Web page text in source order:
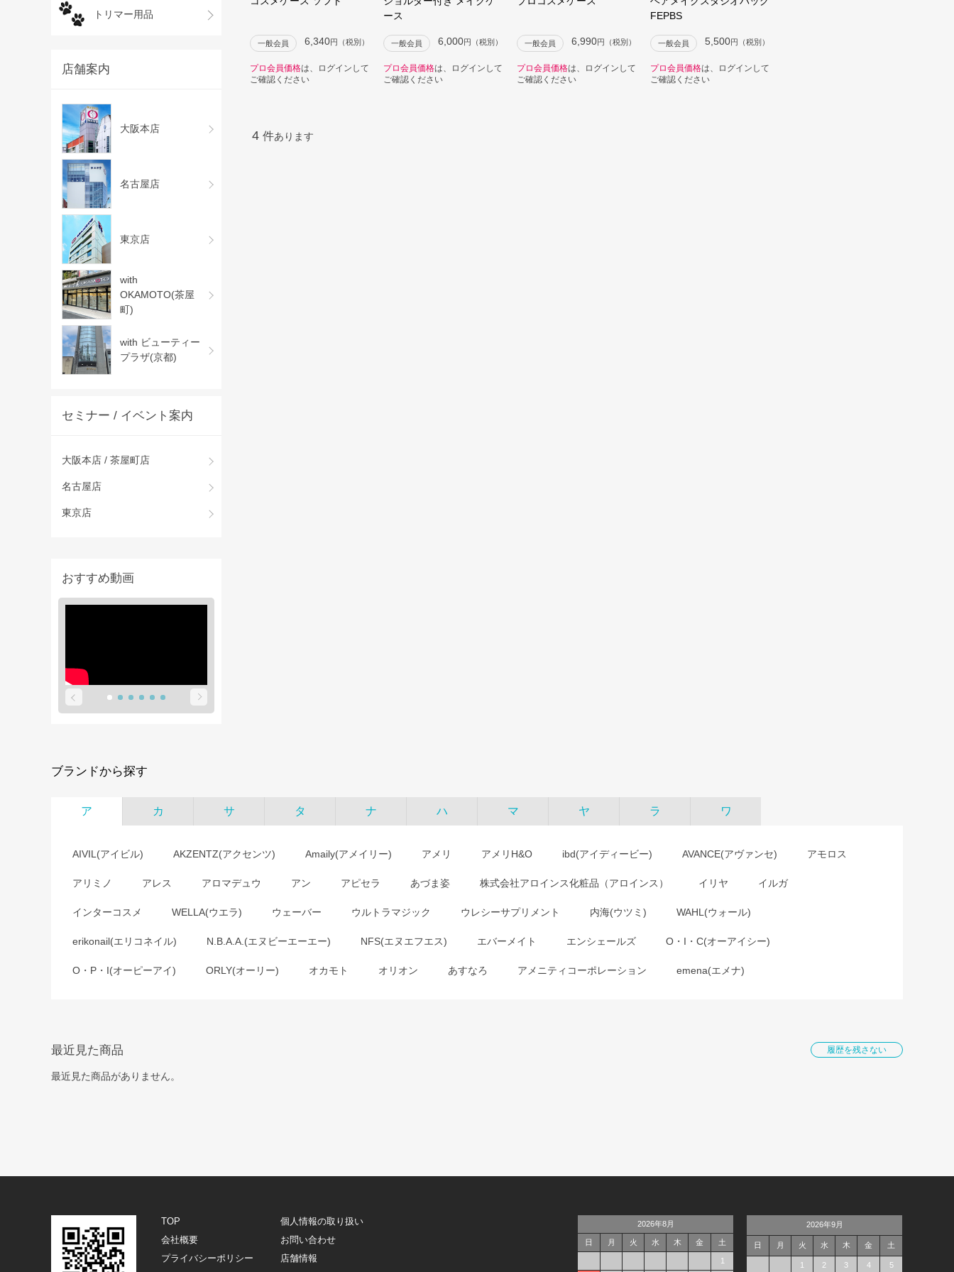
トリマー用品
店舗案内
大阪本店
名古屋店
東京店
with
OKAMOTO(茶屋
町)
with ビューティー
プラザ(京都)
セミナー / イベント案内
大阪本店 / 茶屋町店
名古屋店
東京店
おすすめ動画
一般会員 6,340円（税別）
プロ会員価格は、ログインして
ご確認ください
ース
一般会員 6,000円（税別）
プロ会員価格は、ログインして
ご確認ください
一般会員 6,990円（税別）
プロ会員価格は、ログインして
ご確認ください
FEPBS
一般会員 5,500円（税別）
プロ会員価格は、ログインして
ご確認ください
4 件あります
ブランドから探す
ア カ サ タ ナ ハ マ ヤ ラ ワ
AIVIL(アイビル) AKZENTZ(アクセンツ) Amaily(アメイリー) アメリ アメリH&O ibd(アイディービー) AVANCE(アヴァンセ) アモロス
アリミノ アレス アロマデュウ アン アピセラ あづま姿 株式会社アロインス化粧品（アロインス） イリヤ イルガ
インターコスメ WELLA(ウエラ) ウェーバー ウルトラマジック ウレシーサプリメント 内海(ウツミ) WAHL(ウォール)
erikonail(エリコネイル) N.B.A.A.(エヌビーエーエー) NFS(エヌエフエス) エバーメイト エンシェールズ O・I・C(オーアイシー)
O・P・I(オーピーアイ) ORLY(オーリー) オカモト オリオン あすなろ アメニティコーポレーション emena(エメナ)
最近見た商品 履歴を残さない
最近見た商品がありません。
TOP
個人情報の取り扱い
会社概要
お問い合わせ
プライバシーポリシー
店舗情報
2026年8月
日 月 火 水 木 金 土
1
2026年9月
日 月 火 水 木 金 土
1 2 3 4 5